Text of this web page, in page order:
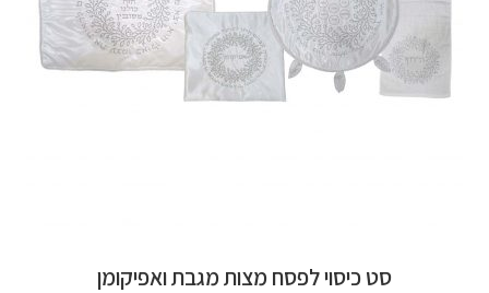
סט כיסוי לפסח מצות מגבת ואפיקומן